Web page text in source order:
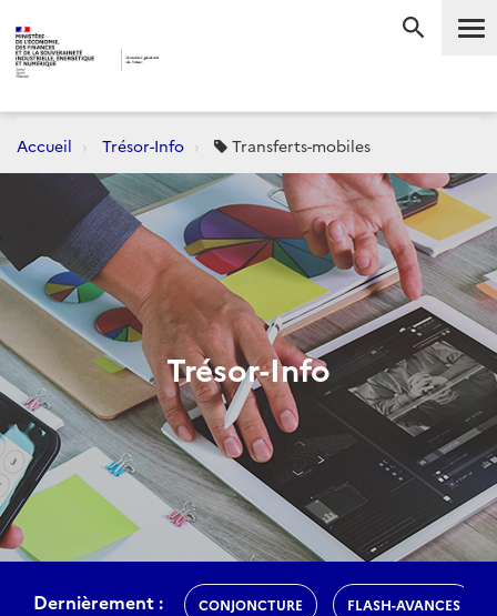
Accueil Trésor-Info Transferts-mobiles
Trésor-Info
Dernièrement : CONJONCTURE FLASH-AVANCES